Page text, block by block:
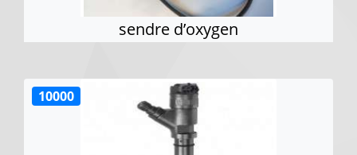
sendre d’oxygen
10000